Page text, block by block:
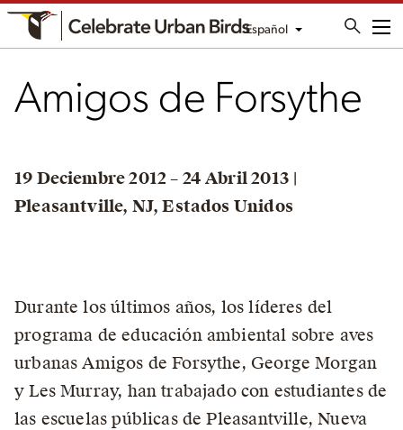
Español
Amigos de Forsythe
19 Deciembre 2012 – 24 Abril 2013 |
Pleasantville, NJ, Estados Unidos
Durante los últimos años, los líderes del
programa de educación ambiental sobre aves
urbanas Amigos de Forsythe, George Morgan
y Les Murray, han trabajado con estudiantes de
las escuelas públicas de Pleasantville, Nueva